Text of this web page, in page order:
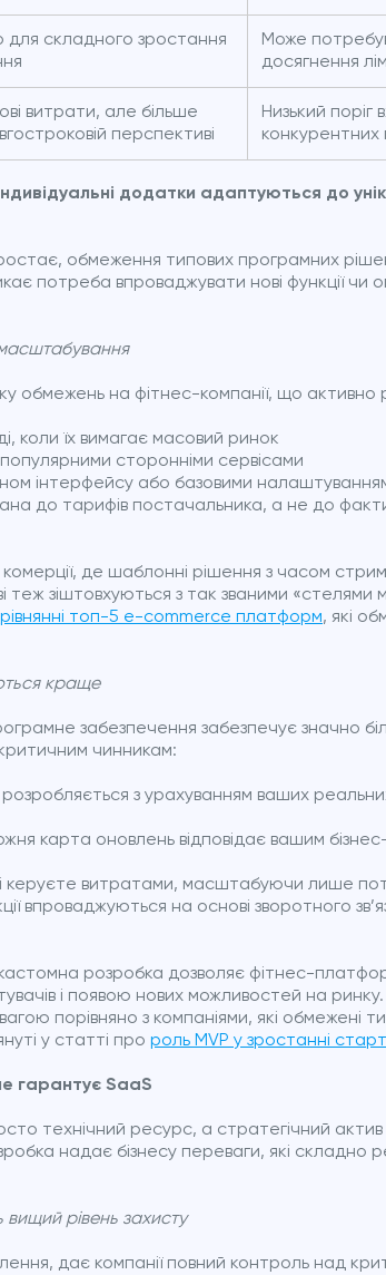
для складного зростання
Може
досягнення
витрати, але більше
перспективі
Низький поріг
конкурентних
додатки адаптуються до
обмеження типових програмних
потреба впроваджувати нові функції чи
обмежень на фітнес-компанії, що активно
коли їх вимагає масовий ринок
сторонніми сервісами
інтерфейсу або базовими
до тарифів постачальника, а не до
комерції, де шаблонні рішення з часом
зіштовхуються з так званими
топ-5 e-commerce платформ, які
краще
забезпечення забезпечує значно
чинникам:
з урахуванням ваших
карта оновлень відповідає вашим
керуєте витратами, масштабуючи лише
впроваджуються на основі зворотного
розробка дозволяє фітнес-
і появою нових можливостей на ринку.
порівняно з компаніями, які обмежені
у статті про роль MVP у зростанні
гарантує SaaS
технічний ресурс, а стратегічний актив
надає бізнесу переваги, які складно
рівень захисту
дає компанії повний контроль над